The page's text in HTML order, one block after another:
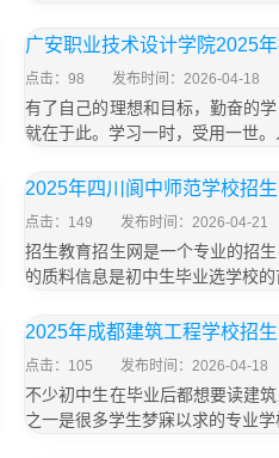
广安职业技术设计学院2025
点击：98 发布时间：2026-04-18
有了自己的理想和目标，勤奋的
就在于此。学习一时，受用一世
2025年四川阆中师范学校招
点击：149 发布时间：2026-04-21
招生教育招生网是一个专业的招
的质料信息是初中生毕业选学校
2025年成都建筑工程学校招
点击：105 发布时间：2026-04-18
不少初中生在毕业后都想要读建
之一是很多学生梦寐以求的专业